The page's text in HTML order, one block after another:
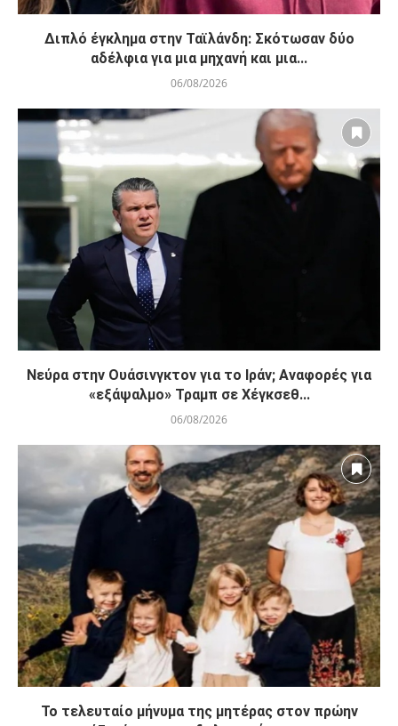
Διπλό έγκλημα στην Ταϊλάνδη: Σκότωσαν δύο
αδέλφια για μια μηχανή και μια...
06/08/2026
Νεύρα στην Ουάσινγκτον για το Ιράν; Αναφορές για
«εξάψαλμο» Τραμπ σε Χέγκσεθ...
06/08/2026
Το τελευταίο μήνυμα της μητέρας στον πρώην